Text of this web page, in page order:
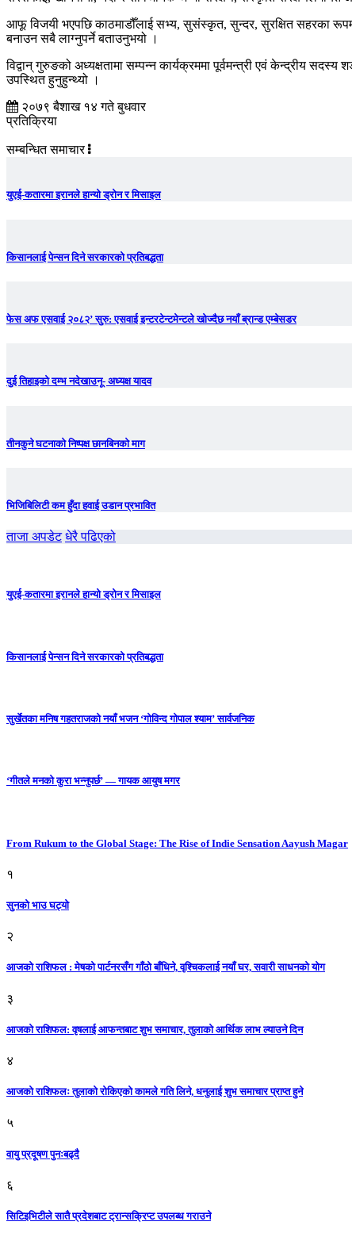
आफू विजयी भएपछि काठमाडौँलाई सभ्य, सुसंस्कृत, सुन्दर, सुरक्षित सहरका रूपमा
बनाउन सबै लाग्नुपर्ने बताउनुभयो ।
विद्वान् गुरुङको अध्यक्षतामा सम्पन्न कार्यक्रममा पूर्वमन्त्री एवं केन्द्रीय
उपस्थित हुनुहुन्थ्यो ।
२०७९ बैशाख १४ गते बुधवार
प्रतिक्रिया
सम्बन्धित समाचार
युएई-कतारमा इरानले हान्यो ड्रोन र मिसाइल
किसानलाई पेन्सन दिने सरकारको प्रतिबद्धता
फेस अफ एसवाई २०८२’ सुरु: एसवाई इन्टरटेन्टमेन्टले खोज्दैछ नयाँ ब्रान्ड एम्बेसडर
दुई तिहाइको दम्भ नदेखाउनू- अध्यक्ष यादव
तीनकुने घटनाकाे निष्पक्ष छानबिनकाे माग
भिजिबिलिटी कम हुँदा हवाई उडान प्रभावित
ताजा अपडेट धेरै पढिएको
युएई-कतारमा इरानले हान्यो ड्रोन र मिसाइल
किसानलाई पेन्सन दिने सरकारको प्रतिबद्धता
सुर्खेतका मनिष गहतराजको नयाँ भजन ‘गोविन्द गोपाल श्याम’ सार्वजनिक
‘गीतले मनको कुरा भन्नुपर्छ’ — गायक आयुष मगर
From Rukum to the Global Stage: The Rise of Indie Sensation Aayush Magar
१
सुनको भाउ घट्याे
२
आजको राशिफल : मेषको पार्टनरसँग गाँठो बाँधिने, वृश्चिकलाई नयाँ घर, सवारी साधनकाे याेग
३
आजकाे राशिफल: वृषलाई आफन्तबाट शुभ समाचार, तुलाकाे आर्थिक लाभ ल्याउने दिन
४
आजको राशिफलः तुलाकाे रोकिएको कामले गति लिने, धनुलाई शुभ समाचार प्राप्त हुने
५
वायु प्रदूषण पुनःबढ्दै
६
सिटिइभिटीले सातै प्रदेशबाट ट्रान्सक्रिप्ट उपलब्ध गराउने